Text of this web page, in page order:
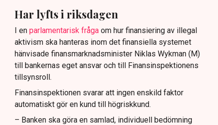
Har lyfts i riksdagen
I en parlamentarisk fråga om hur finansiering av illegal
aktivism ska hanteras inom det finansiella systemet
hänvisade finansmarknadsminister Niklas Wykman (M)
till bankernas eget ansvar och till Finansinspektionens
tillsynsroll.
Finansinspektionen svarar att ingen enskild faktor
automatiskt gör en kund till högriskkund.
– Banken ska göra en samlad, individuell bedömning